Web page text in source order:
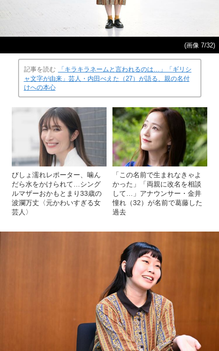
(画像 7/32)
記事を読む
「キラキラネームと言われるのは…」「ギリシ
ャ文字が由来」芸人・内田べえた（27）が語る、親の名付
けへの本心
びしょ濡れレポーター、噛ん
だら水をかけられて…シング
ルマザーおかもとまり33歳の
波瀾万丈〈元かわいすぎる女
芸人〉
「この名前で生まれなきゃよ
かった」「両親に改名を相談
して…」アナウンサー・金井
憧れ（32）が名前で葛藤した
過去